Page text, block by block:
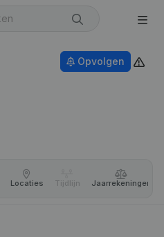
Opvolgen
Locaties Tijdlijn Jaar­rekeningen